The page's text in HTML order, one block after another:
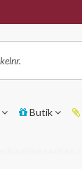
Butik